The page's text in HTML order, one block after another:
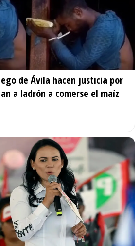
de Ávila hacen justicia por
a ladrón a comerse el maíz